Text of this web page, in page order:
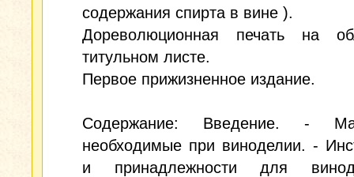
содержания спирта в вине ).
Дореволюционная печать на
титульном листе.
Первое прижизненное издание.
Содержание: Введение. -
необходимые при виноделии. -
и принадлежности для